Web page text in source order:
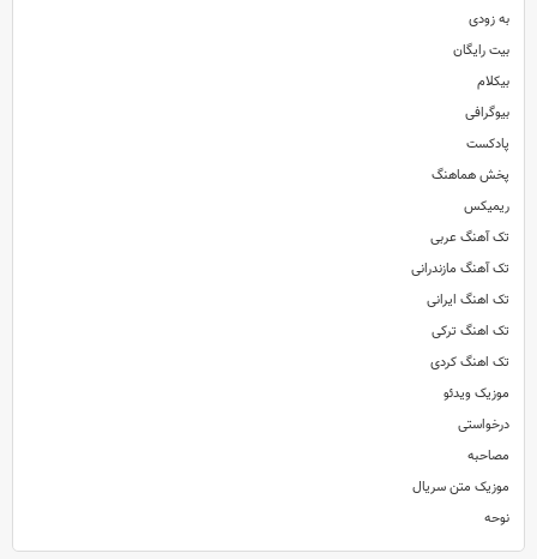
به زودی
بیت رایگان
بیکلام
بیوگرافی
پادکست
پخش هماهنگ
ریمیکس
تک آهنگ عربی
تک آهنگ مازندرانی
تک اهنگ ایرانی
تک اهنگ ترکی
تک اهنگ کردی
موزیک ویدئو
درخواستی
مصاحبه
موزیک متن سریال
نوحه